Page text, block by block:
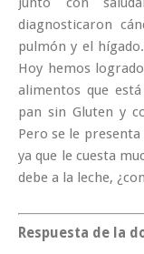
diagnosticaron
pulmón y el
Hoy hemos
alimentos que
pan sin Gluten y
Pero se le
ya que le cuesta
debe a la leche,
Respuesta de la